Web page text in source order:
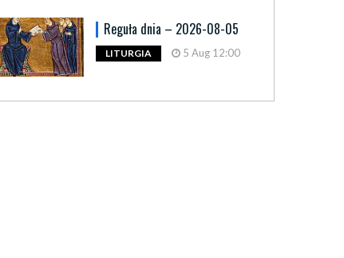
Reguła dnia – 2026-08-05
LITURGIA 5 Aug 12:00